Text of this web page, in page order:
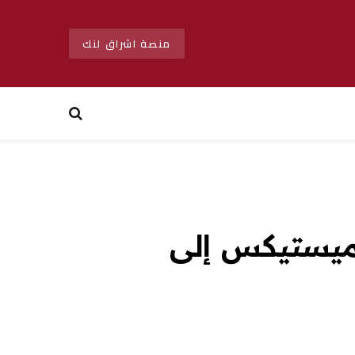
منصة اشراق لنك
ميستيكس إلى